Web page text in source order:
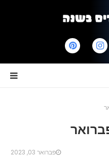
פברואר 03, 2023